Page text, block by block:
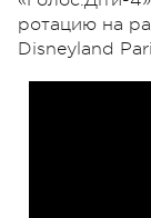
ротацию на
Disneyland